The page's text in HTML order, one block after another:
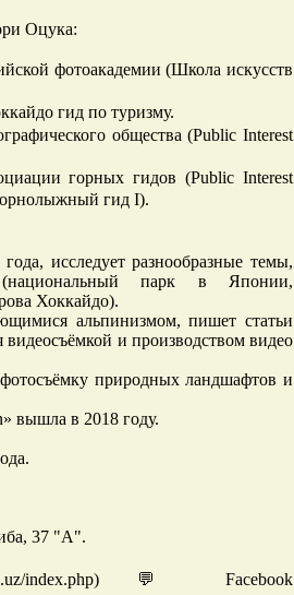
Оцука:
фотоакадемии (Школа искусств
гид по туризму.
общества (Public Interest
горных гидов (Public Interest
гид I).
исследует разнообразные темы,
(национальный парк в Японии,
Хоккайдо).
альпинизмом, пишет статьи
видеосъёмкой и производством видео
природных ландшафтов и
вышла в 2018 году.
37 "А".
index.php) 💬 Facebook